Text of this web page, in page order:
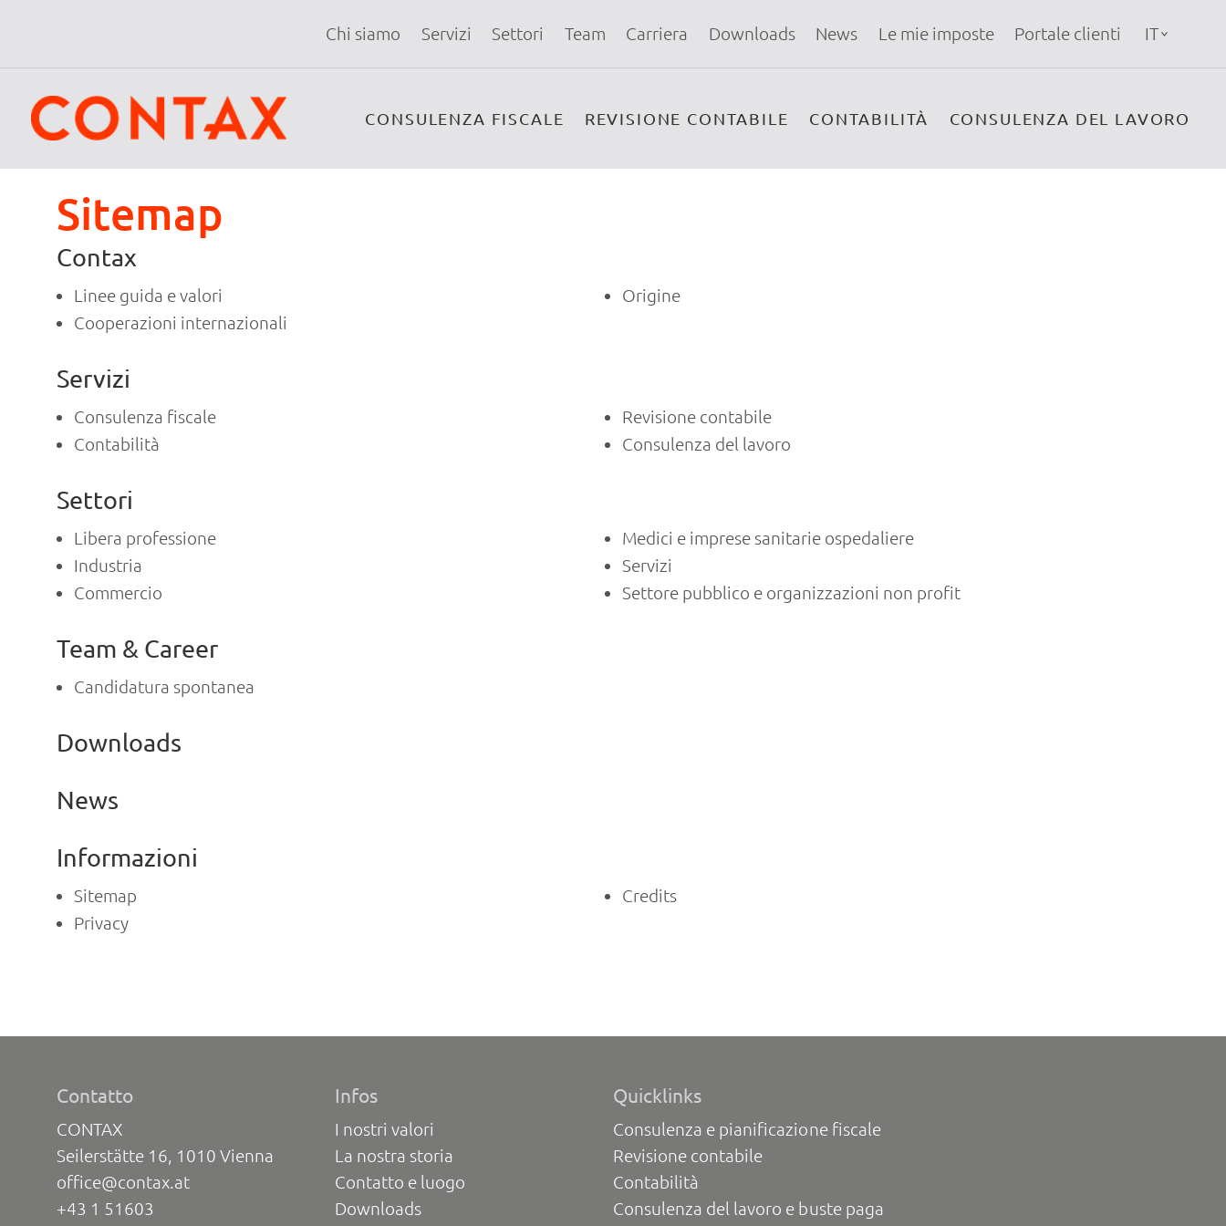
Chi siamo Servizi Settori Team Carriera Downloads News Le mie imposte Portale clienti IT
CONSULENZA FISCALE REVISIONE CONTABILE CONTABILITÀ CONSULENZA DEL LAVORO
Sitemap
Contax
Linee guida e valori
Origine
Cooperazioni internazionali
Servizi
Consulenza fiscale
Revisione contabile
Contabilità
Consulenza del lavoro
Settori
Libera professione
Medici e imprese sanitarie ospedaliere
Industria
Servizi
Commercio
Settore pubblico e organizzazioni non profit
Team & Career
Candidatura spontanea
Downloads
News
Informazioni
Sitemap
Credits
Privacy
Contatto
CONTAX
Seilerstätte 16, 1010 Vienna
office@contax.at
+43 1 51603
Infos
I nostri valori
La nostra storia
Contatto e luogo
Downloads
Quicklinks
Consulenza e pianificazione fiscale
Revisione contabile
Contabilità
Consulenza del lavoro e buste paga